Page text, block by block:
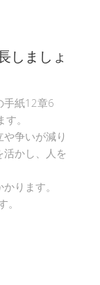
しましょ
手紙12章6
。
争いが減り
活かし、人を
ります。